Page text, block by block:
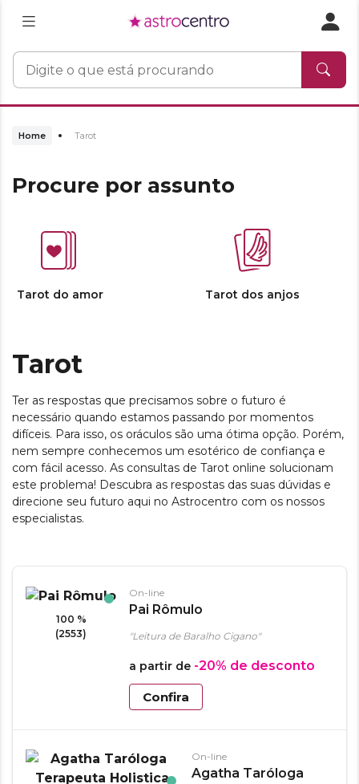
Home Tarot
Procure por assunto
Tarot do amor Tarot dos anjos
Tarot
Ter as respostas que precisamos sobre o futuro é
necessário quando estamos passando por momentos
difíceis. Para isso, os oráculos são uma ótima opção. Porém,
nem sempre conhecemos um esotérico de confiança e
com fácil acesso. As consultas de Tarot online solucionam
este problema! Descubra as respostas das suas dúvidas e
direcione seu futuro aqui no Astrocentro com os nossos
especialistas.
100 %
(2553)
On-line
Pai Rômulo
"Leitura de Baralho Cigano"
a partir de -20% de desconto
Confira
On-line
Agatha Taróloga